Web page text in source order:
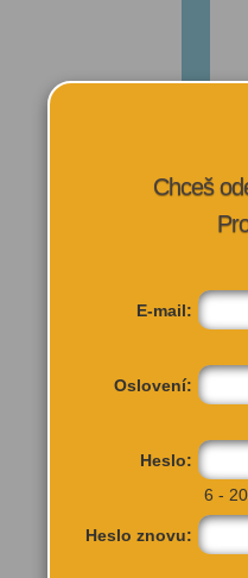
Chceš
E-mail:
Oslovení:
Heslo:
6 -
Heslo znovu: